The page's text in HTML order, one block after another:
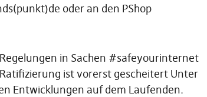
oder an den PShop
in Sachen #safeyourinternet
ist vorerst gescheitert Unter
Entwicklungen auf dem Laufenden.